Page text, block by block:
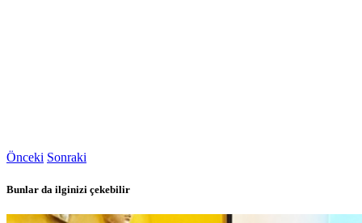
Önceki Sonraki
Bunlar da ilginizi çekebilir